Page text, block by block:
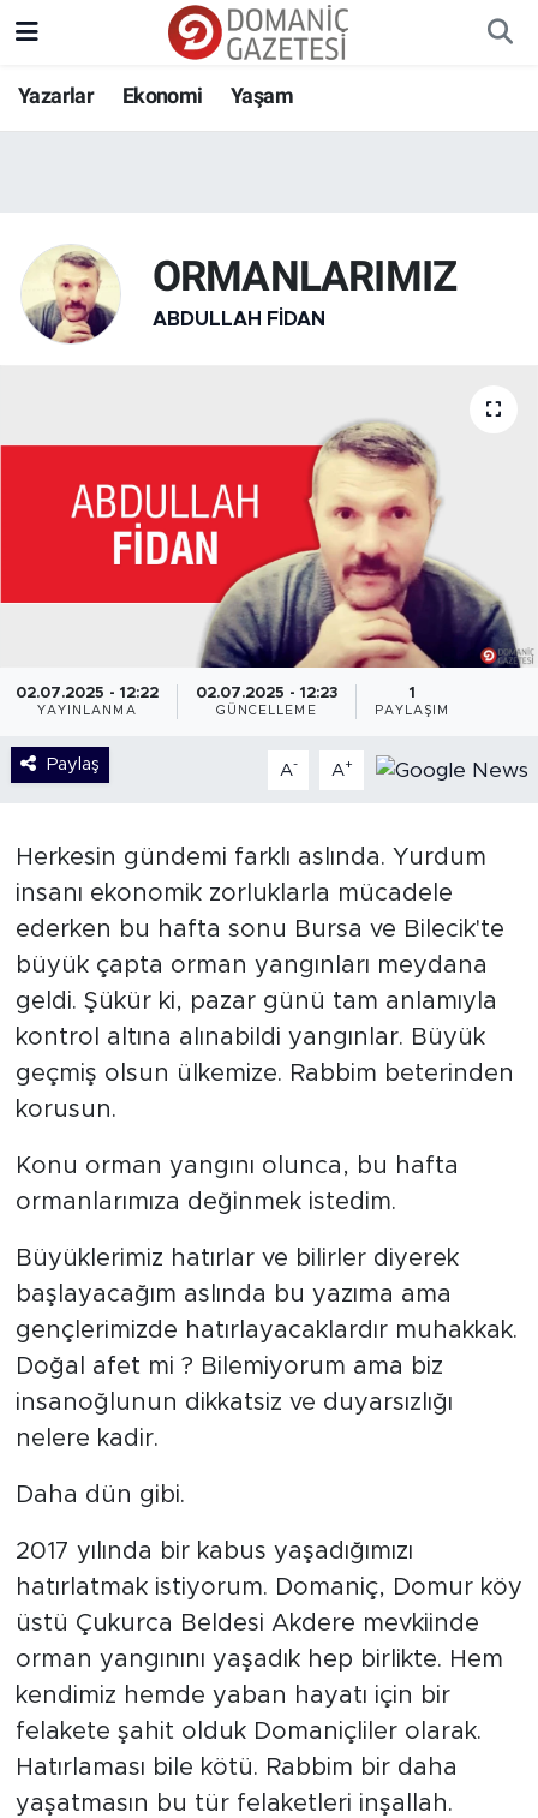
Yazarlar Ekonomi Yaşam
ORMANLARIMIZ
ABDULLAH FIDAN
02.07.2025 - 12:22
YAYINLANMA
02.07.2025 - 12:23
GÜNCELLEME
1
PAYLAŞIM
Paylaş A- A+
Herkesin gündemi farklı aslında. Yurdum
insanı ekonomik zorluklarla mücadele
ederken bu hafta sonu Bursa ve Bilecik'te
büyük çapta orman yangınları meydana
geldi. Şükür ki, pazar günü tam anlamıyla
kontrol altına alınabildi yangınlar. Büyük
geçmiş olsun ülkemize. Rabbim beterinden
korusun.
Konu orman yangını olunca, bu hafta
ormanlarımıza değinmek istedim.
Büyüklerimiz hatırlar ve bilirler diyerek
başlayacağım aslında bu yazıma ama
gençlerimizde hatırlayacaklardır muhakkak.
Doğal afet mi ? Bilemiyorum ama biz
insanoğlunun dikkatsiz ve duyarsızlığı
nelere kadir.
Daha dün gibi.
2017 yılında bir kabus yaşadığımızı
hatırlatmak istiyorum. Domaniç, Domur köy
üstü Çukurca Beldesi Akdere mevkiinde
orman yangınını yaşadık hep birlikte. Hem
kendimiz hemde yaban hayatı için bir
felakete şahit olduk Domaniçliler olarak.
Hatırlaması bile kötü. Rabbim bir daha
yaşatmasın bu tür felaketleri inşallah.